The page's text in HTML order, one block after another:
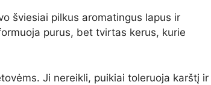
šviesiai pilkus aromatingus lapus ir
purus, bet tvirtas kerus, kurie
Ji nereikli, puikiai toleruoja karštį ir